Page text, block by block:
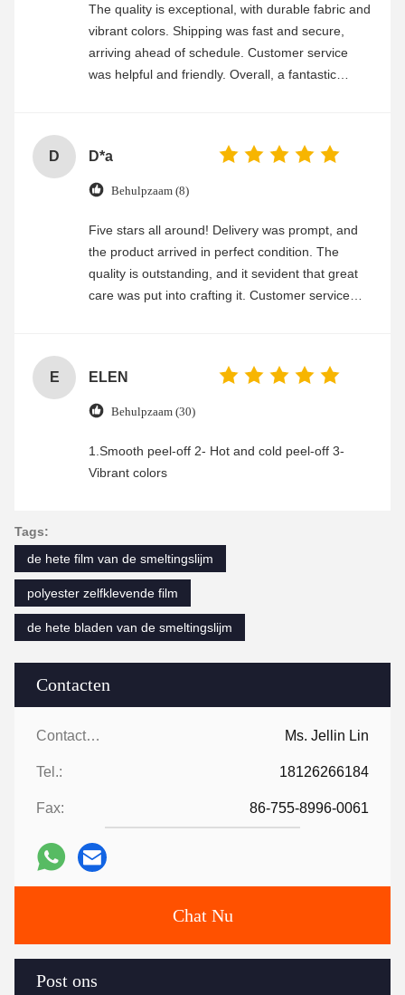
Contacten
Contacten: Ms. Jellin Lin
Tel.: 18126266184
Fax: 86-755-8996-0061
Chat Nu
Post ons
The quality is exceptional, with durable fabric and
vibrant colors. Shipping was fast and secure,
arriving ahead of schedule. Customer service
was helpful and friendly. Overall, a fantastic
D D*a
Behulpzaam (8)
Five stars all around! Delivery was prompt, and
the product arrived in perfect condition. The
quality is outstanding, and it sevident that great
care was put into crafting it. Customer service
E ELEN
Behulpzaam (30)
1.Smooth peel-off 2- Hot and cold peel-off 3-
Vibrant colors
Tags:
de hete film van de smeltingslijm
polyester zelfklevende film
de hete bladen van de smeltingslijm